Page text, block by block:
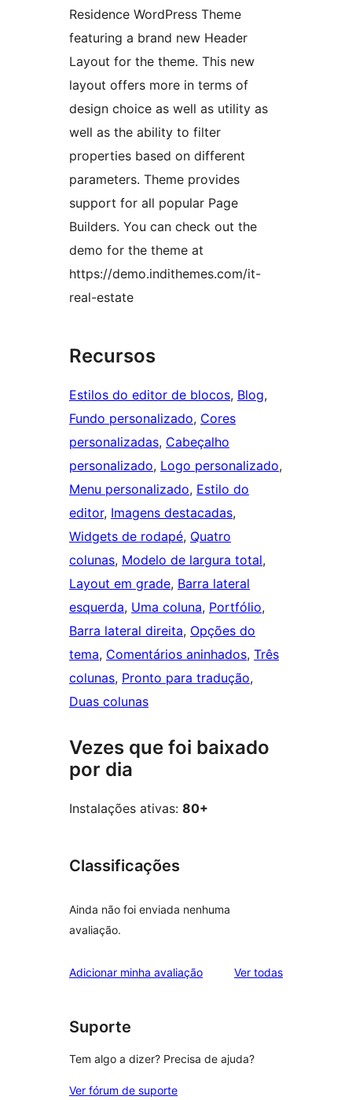
Residence WordPress Theme
featuring a brand new Header
Layout for the theme. This new
layout offers more in terms of
design choice as well as utility as
well as the ability to filter
properties based on different
parameters. Theme provides
support for all popular Page
Builders. You can check out the
demo for the theme at
https://demo.indithemes.com/it-
real-estate
Recursos
Estilos do editor de blocos, Blog
Fundo personalizado, Cores
personalizadas, Cabeçalho
personalizado, Logo personalizado
Menu personalizado, Estilo do
editor, Imagens destacadas
Widgets de rodapé, Quatro
colunas, Modelo de largura total
Layout em grade, Barra lateral
esquerda, Uma coluna, Portfólio
Barra lateral direita, Opções do
tema, Comentários aninhados, Três
colunas, Pronto para tradução
Duas colunas
Vezes que foi baixado
por dia
Instalações ativas: 80+
Classificações
Ainda não foi enviada nenhuma
avaliação.
Adicionar minha avaliação Ver todasavaliações
Suporte
Tem algo a dizer? Precisa de ajuda?
Ver fórum de suporte